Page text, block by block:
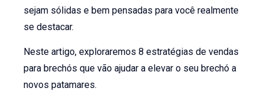
sejam sólidas e bem pensadas para você realmente
se destacar.
Neste artigo, exploraremos 8 estratégias de vendas
para brechós que vão ajudar a elevar o seu brechó a
novos patamares.